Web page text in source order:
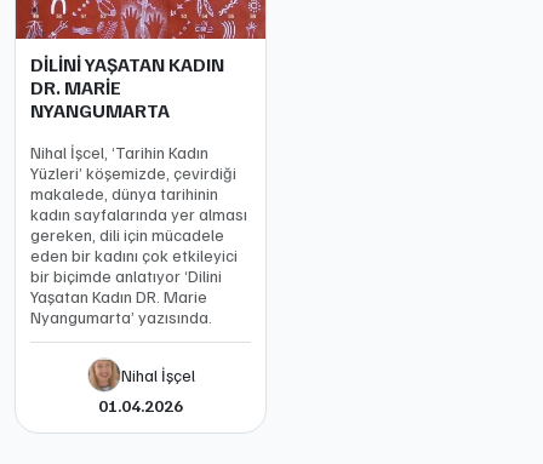
DİLİNİ YAŞATAN KADIN
DR. MARİE
NYANGUMARTA
Nihal İşcel, ‘Tarihin Kadın
Yüzleri’ köşemizde, çevirdiği
makalede, dünya tarihinin
kadın sayfalarında yer alması
gereken, dili için mücadele
eden bir kadını çok etkileyici
bir biçimde anlatıyor ‘Dilini
Yaşatan Kadın DR. Marie
Nyangumarta’ yazısında.
Nihal İşçel
01.04.2026